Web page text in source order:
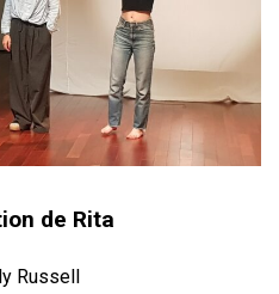
de Rita
Russell